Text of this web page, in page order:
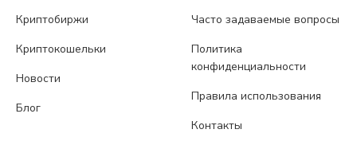
Криптобиржи
Криптокошельки
Новости
Блог
Часто задаваемые вопросы
Политика
конфиденциальности
Правила использования
Контакты